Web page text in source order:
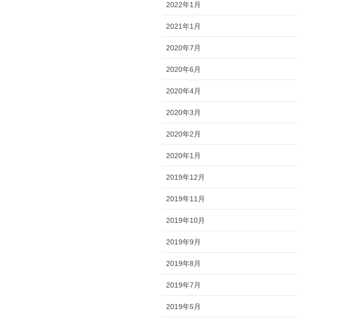
2022年1月
2021年1月
2020年7月
2020年6月
2020年4月
2020年3月
2020年2月
2020年1月
2019年12月
2019年11月
2019年10月
2019年9月
2019年8月
2019年7月
2019年5月